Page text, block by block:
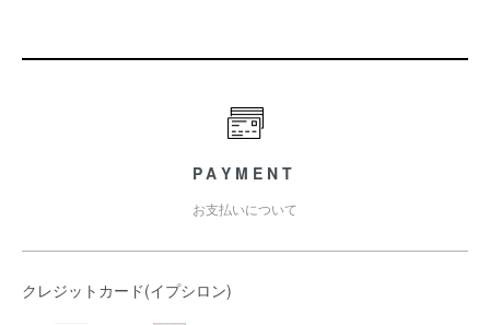
PAYMENT
お支払いについて
クレジットカード(イプシロン)